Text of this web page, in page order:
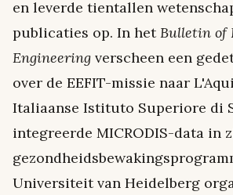
en leverde tientallen
publicaties op. In hetBulletin of
Engineering verscheen een
over de EEFIT-missie naar
Italiaanse Istituto Superiore di
integreerde MICRODIS-data in
Universiteit van Heidelberg